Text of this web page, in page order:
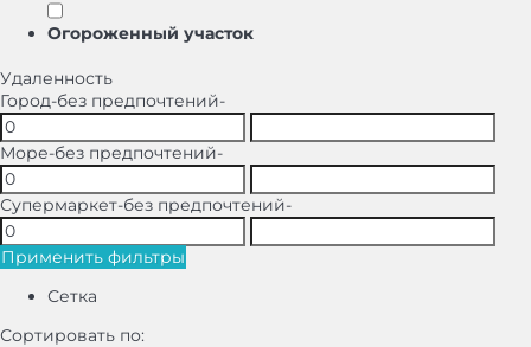
Oгороженный участок
Удаленность
Город-без предпочтений-
Море-без предпочтений-
Супермаркет-без предпочтений-
Применить фильтры
Сетка
Сортировать по: